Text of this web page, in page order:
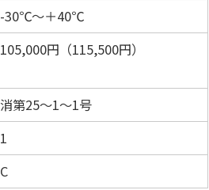
-30℃～＋40℃
105,000円（115,500円）
消第25～1～1号
1
C